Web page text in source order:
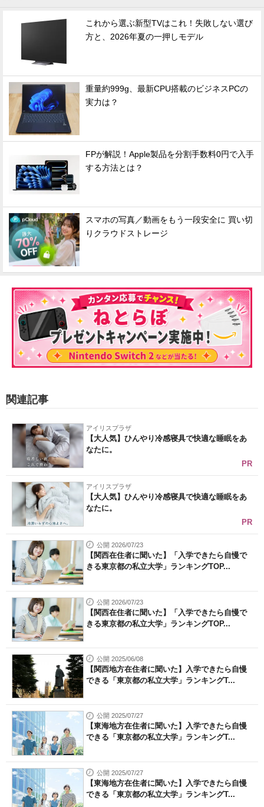
これから選ぶ新型TVはこれ！失敗しない選び
方と、2026年夏の一押しモデル
重量約999g、最新CPU搭載のビジネスPCの
実力は？
FPが解説！Apple製品を分割手数料0円で入手
する方法とは？
スマホの写真／動画をもう一段安全に 買い切
りクラウドストレージ
関連記事
アイリスプラザ
【大人気】ひんやり冷感寝具で快適な睡眠をあ
なたに。
PR
アイリスプラザ
【大人気】ひんやり冷感寝具で快適な睡眠をあ
なたに。
PR
公開 2026/07/23
【関西在住者に聞いた】「入学できたら自慢で
きる東京都の私立大学」ランキングTOP...
公開 2026/07/23
【関西在住者に聞いた】「入学できたら自慢で
きる東京都の私立大学」ランキングTOP...
公開 2025/06/08
【関西地方在住者に聞いた】入学できたら自慢
できる「東京都の私立大学」ランキングT...
公開 2025/07/27
【東海地方在住者に聞いた】入学できたら自慢
できる「東京都の私立大学」ランキングT...
公開 2025/07/27
【東海地方在住者に聞いた】入学できたら自慢
できる「東京都の私立大学」ランキングT...